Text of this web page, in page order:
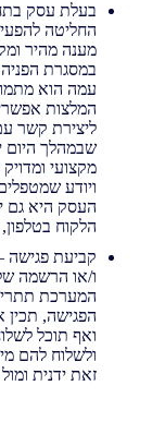
בעלת עסק
החליטה
מענה מהיר
במסגרת
עמה הוא
המלצות
ליצירת קשר
שבמהלך היום
מקצועי
ויודע
העסק היא גם
הלקוח
קביעת פגישה
ו/או הרשמה
המערכת
הפגישה,
ולשלוח להם
זאת ידנית